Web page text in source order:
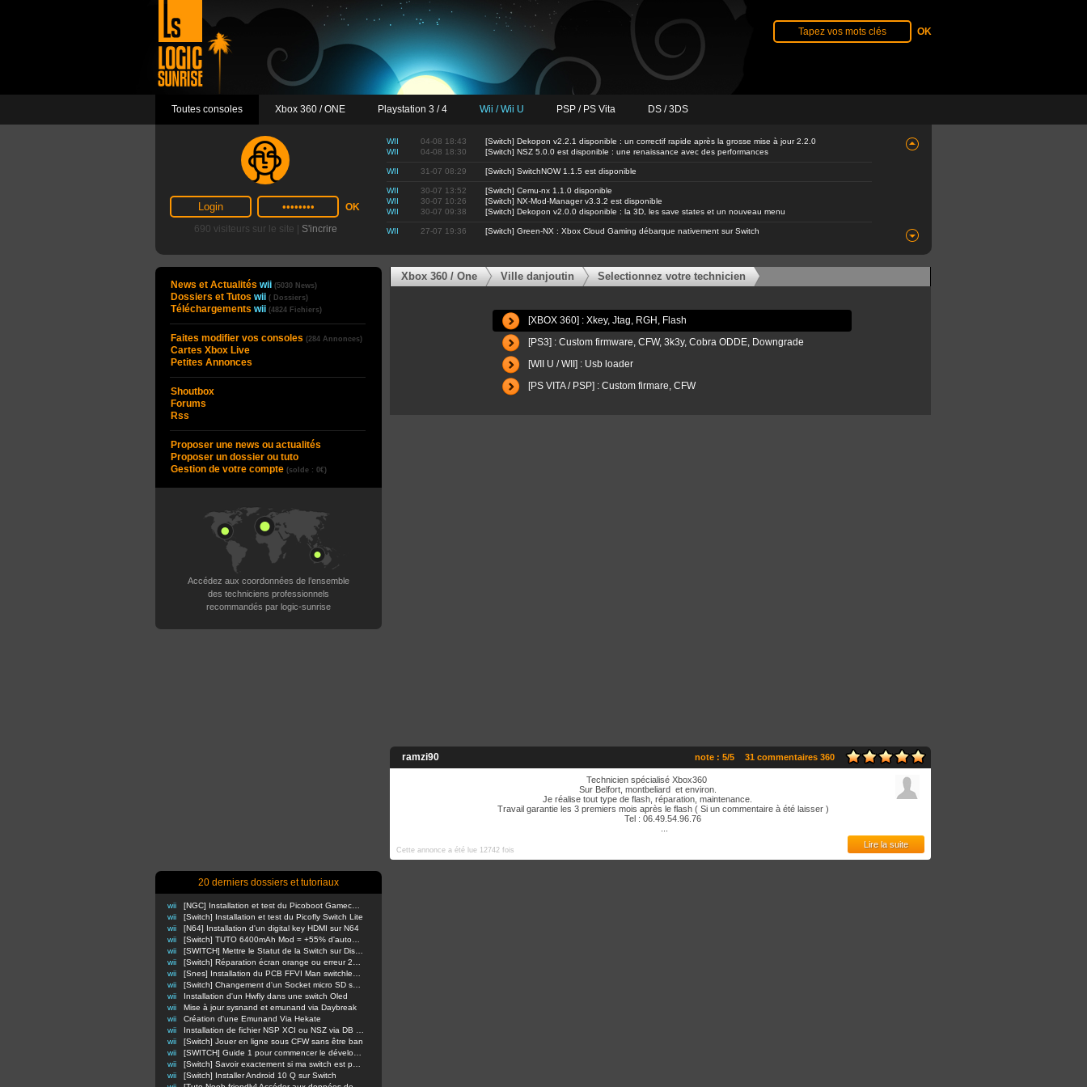
Toutes consoles Xbox 360 / ONE Playstation 3 / 4 Wii / Wii U PSP / PS Vita DS / 3DS
690 visiteurs sur le site | S'incrire
WII 04-08 18:43
[Switch] Dekopon v2.2.1 disponible : un correctif rapide après la grosse mise à jour 2.2.0
WII
04-08 18:30 [Switch] NSZ 5.0.0 est disponible : une renaissance avec des performances
WII 31-07 08:29 [Switch] SwitchNOW 1.1.5 est disponible
WII 30-07 13:52
[Switch] Cemu-nx 1.1.0 disponible
WII
30-07 10:26
[Switch] NX-Mod-Manager v3.3.2 est disponible
WII
30-07 09:38 [Switch] Dekopon v2.0.0 disponible : la 3D, les save states et un nouveau menu
WII 27-07 19:36 [Switch] Green-NX : Xbox Cloud Gaming débarque nativement sur Switch
News et Actualités wii (5030 News)
Dossiers et Tutos wii ( Dossiers)
Téléchargements wii (4824 Fichiers)
Faites modifier vos consoles (284 Annonces)
Cartes Xbox Live
Petites Annonces
Shoutbox
Forums
Rss
Proposer une news ou actualités
Proposer un dossier ou tuto
Gestion de votre compte (solde : 0€)
Accédez aux coordonnées de l’ensemble
des techniciens professionnels
recommandés par logic-sunrise
20 derniers dossiers et tutoriaux
wii
wii
[Switch] Installation et test du Picofly Switch Lite
wii
[N64] Installation d'un digital key HDMI sur N64
wii
wii
wii
wii
wii
wii
Installation d'un Hwfly dans une switch Oled
wii
Mise à jour sysnand et emunand via Daybreak
wii
Création d'une Emunand Via Hekate
wii
wii
[Switch] Jouer en ligne sous CFW sans être ban
wii
wii
wii
[Switch] Installer Android 10 Q sur Switch
Xbox 360 / One Ville danjoutin Selectionnez votre technicien
[XBOX 360] : Xkey, Jtag, RGH, Flash
[PS3] : Custom firmware, CFW, 3k3y, Cobra ODDE, Downgrade
[WII U / WII] : Usb loader
[PS VITA / PSP] : Custom firmare, CFW
ramzi90 31 commentaires 360
note : 5/5
Technicien spécialisé Xbox360
Sur Belfort, montbeliard et environ.
Je réalise tout type de flash, réparation, maintenance.
Travail garantie les 3 premiers mois après le flash ( Si un commentaire à été laisser )
Tel : 06.49.54.96.76
Cette annonce a été lue 12742 fois
Lire la suite